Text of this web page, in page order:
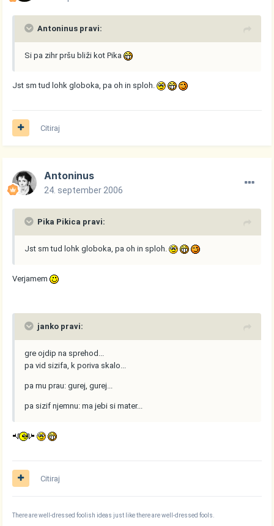
Antoninus pravi:
Si pa zihr pršu bliži kot Pika
Jst sm tud lohk globoka, pa oh in sploh.
Citiraj
Antoninus
24. september 2006
Pika Pikica pravi:
Jst sm tud lohk globoka, pa oh in sploh.
Verjamem
janko pravi:
gre ojdip na sprehod...
pa vid sizifa, k poriva skalo...
pa mu prau: gurej, gurej...
pa sizif njemnu: ma jebi si mater...
Citiraj
There are well-dressed foolish ideas just like there are well-dressed fools.